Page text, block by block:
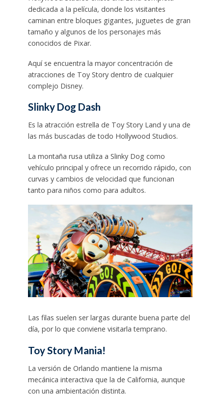
dedicada a la película, donde los visitantes
caminan entre bloques gigantes, juguetes de gran
tamaño y algunos de los personajes más
conocidos de Pixar.
Aquí se encuentra la mayor concentración de
atracciones de Toy Story dentro de cualquier
complejo Disney.
Slinky Dog Dash
Es la atracción estrella de Toy Story Land y una de
las más buscadas de todo Hollywood Studios.
La montaña rusa utiliza a Slinky Dog como
vehículo principal y ofrece un recorrido rápido, con
curvas y cambios de velocidad que funcionan
tanto para niños como para adultos.
Las filas suelen ser largas durante buena parte del
día, por lo que conviene visitarla temprano.
Toy Story Mania!
La versión de Orlando mantiene la misma
mecánica interactiva que la de California, aunque
con una ambientación distinta.